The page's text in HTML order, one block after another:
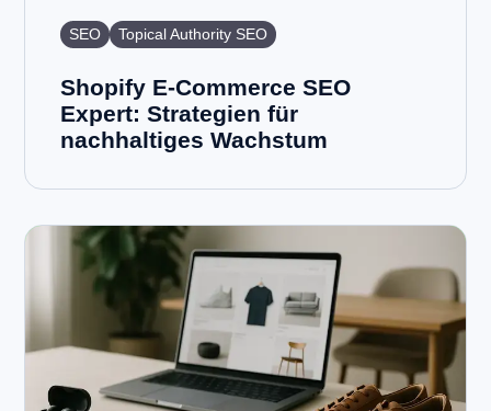
SEO Topical Authority SEO
Shopify E-Commerce SEO
Expert: Strategien für
nachhaltiges Wachstum